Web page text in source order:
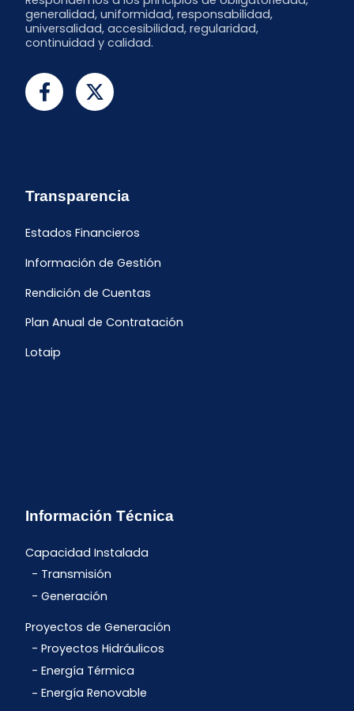
generalidad, uniformidad, responsabilidad,
universalidad, accesibilidad, regularidad,
continuidad y calidad.
Transparencia
Estados Financieros
Información de Gestión
Rendición de Cuentas
Plan Anual de Contratación
Lotaip
Información Técnica
Capacidad Instalada
Transmisión
Generación
Proyectos de Generación
Proyectos Hidráulicos
Energía Térmica
Energía Renovable